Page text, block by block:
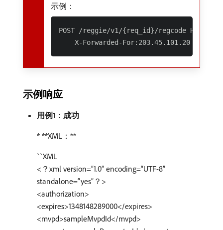
示例：
POST /reggie/v1/{req_id}/regcode HTTP/1.1
示例响应
用例1：成功
* **XML：**
``XML
<？xml version=“1.0” encoding=“UTF-8”
standalone=“yes”？>
<authorization>
<expires>1348148289000</expires>
<mvpd>sampleMvpdId</mvpd>